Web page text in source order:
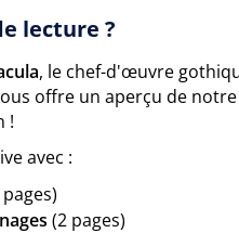
lecture ?
, le chef-d'œuvre
offre un aperçu de
!
avec :
(2 pages)